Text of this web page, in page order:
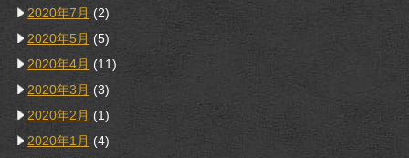
2020年7月 (2)
2020年5月 (5)
2020年4月 (11)
2020年3月 (3)
2020年2月 (1)
2020年1月 (4)